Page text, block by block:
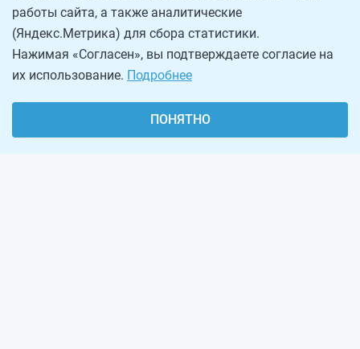
работы сайта, а также аналитические
(Яндекс.Метрика) для сбора статистики.
Нажимая «Согласен», вы подтверждаете согласие на
их использование. Подробнее
ПОНЯТНО